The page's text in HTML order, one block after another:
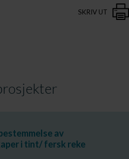
SKRIV UT
av
i tint/ fersk reke